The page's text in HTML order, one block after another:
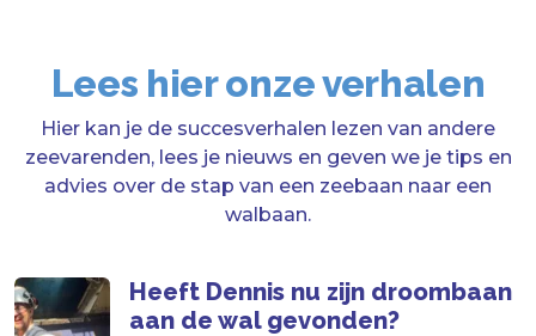
Lees hier onze verhalen
Hier kan je de succesverhalen lezen van andere
zeevarenden, lees je nieuws en geven we je tips en
advies over de stap van een zeebaan naar een
walbaan.
Heeft Dennis nu zijn droombaan
aan de wal gevonden?